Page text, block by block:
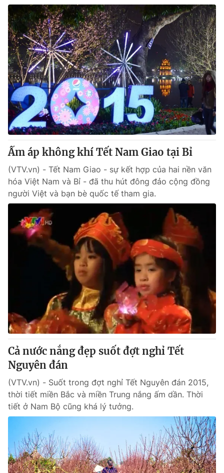
Ấm áp không khí Tết Nam Giao tại Bỉ
(VTV.vn) - Tết Nam Giao - sự kết hợp của hai nền văn
hóa Việt Nam và Bỉ - đã thu hút đông đảo cộng đồng
người Việt và bạn bè quốc tế tham gia.
Cả nước nắng đẹp suốt đợt nghỉ Tết
Nguyên đán
(VTV.vn) - Suốt trong đợt nghỉ Tết Nguyên đán 2015,
thời tiết miền Bắc và miền Trung nắng ấm dần. Thời
tiết ở Nam Bộ cũng khá lý tưởng.